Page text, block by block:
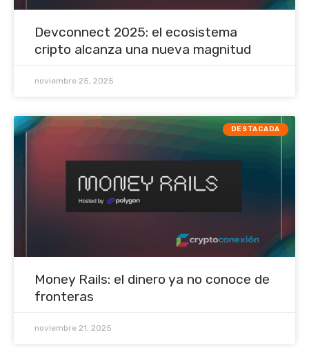
Devconnect 2025: el ecosistema
cripto alcanza una nueva magnitud
noviembre 25, 2025
DESTACADA
Money Rails: el dinero ya no conoce de
fronteras
noviembre 21, 2025